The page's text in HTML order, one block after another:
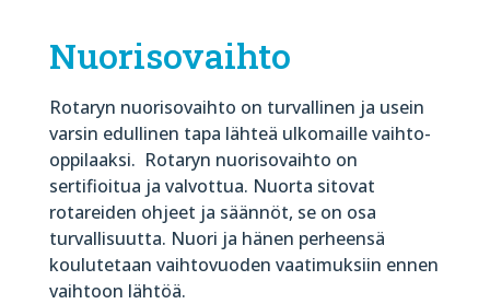
Nuorisovaihto
Rotaryn nuorisovaihto on turvallinen ja usein
varsin edullinen tapa lähteä ulkomaille vaihto-
oppilaaksi. Rotaryn nuorisovaihto on
sertifioitua ja valvottua. Nuorta sitovat
rotareiden ohjeet ja säännöt, se on osa
turvallisuutta. Nuori ja hänen perheensä
koulutetaan vaihtovuoden vaatimuksiin ennen
vaihtoon lähtöä.